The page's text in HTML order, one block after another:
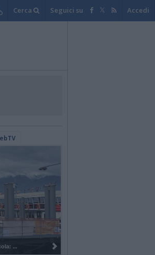
Cerca Seguici su Accedi
...